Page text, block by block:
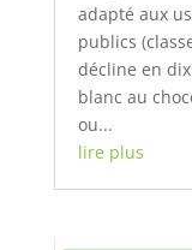
adapté aux
publics
décline en
blanc au
ou...
lire plus